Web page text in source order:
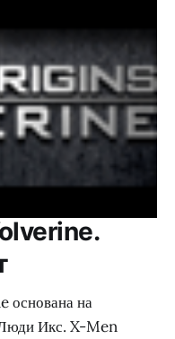
на
Икс. X-Men